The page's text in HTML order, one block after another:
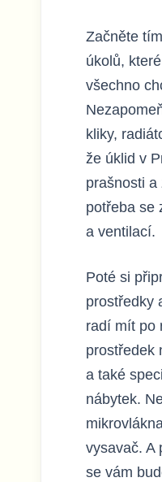
Začněte
úkolů,
všechno
kliky,
že úklid v
prašnosti
potřeba se
a ventilací.
Poté si
prostředky
radí mít po
prostředek
a také
nábytek.
vysavač. A
se vám